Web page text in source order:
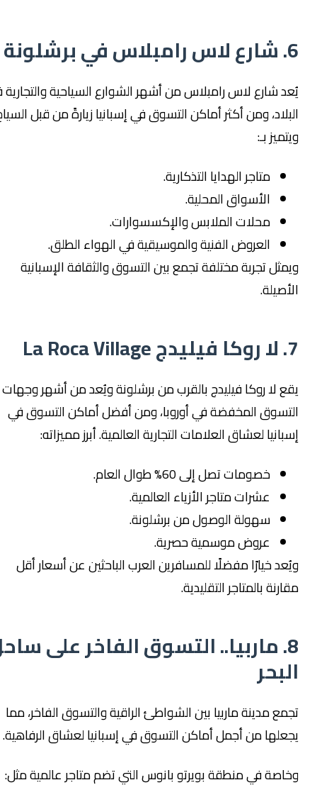
شارع لاس رامبلاس من أشهر الشوارع السياحية والتجارية في
ومن أكثر أماكن التسوق في إسبانيا زيارةً من قبل السياح.
بـ:
متاجر الهدايا التذكارية.
الأسواق المحلية.
محلات الملابس والإكسسوارات.
العروض الفنية والموسيقية في الهواء الطلق.
تجربة مختلفة تجمع بين التسوق والثقافة الإسبانية
لا روكا فيليدج بالقرب من برشلونة ويُعد من أشهر وجهات
المخفضة في أوروبا، ومن أفضل أماكن التسوق في
لعشاق العلامات التجارية العالمية. أبرز مميزاته:
خصومات تصل إلى 60% طوال العام.
عشرات متاجر الأزياء العالمية.
سهولة الوصول من برشلونة.
عروض موسمية حصرية.
خيارًا مفضلًا للمسافرين العرب الباحثين عن أسعار أقل
بالمتاجر التقليدية.
8. ماربيا.. التسوق الفاخر على ساحل
مدينة ماربيا بين الشواطئ الراقية والتسوق الفاخر، مما
من أجمل أماكن التسوق في إسبانيا لعشاق الرفاهية.
في منطقة بويرتو بانوس التي تضم متاجر عالمية مثل: